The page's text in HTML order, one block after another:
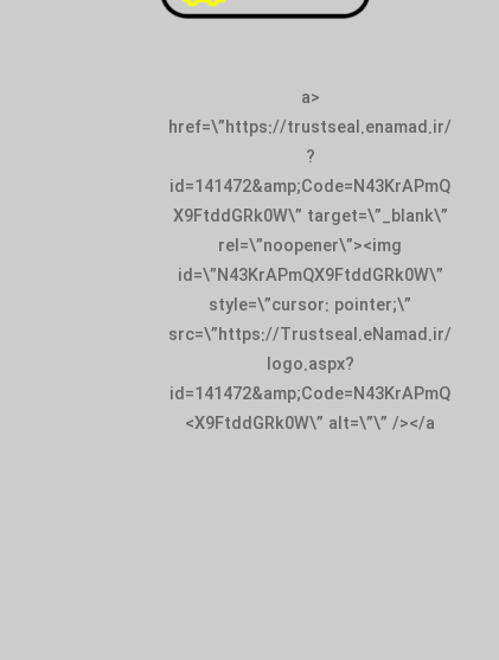
<a
href=\”https://trustseal.enamad.ir/
?
id=141472&amp;Code=N43KrAPmQ
X9FtddGRk0W\” target=\”_blank\”
rel=\”noopener\”><img
id=\”N43KrAPmQX9FtddGRk0W\”
style=\”cursor: pointer;\”
src=\”https://Trustseal.eNamad.ir/
logo.aspx?
id=141472&amp;Code=N43KrAPmQ
X9FtddGRk0W\” alt=\”\” /></a>